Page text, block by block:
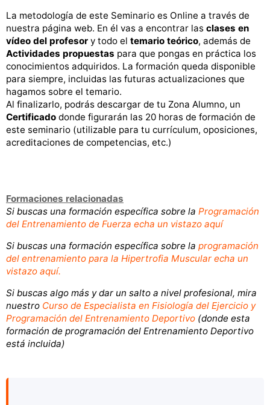
La metodología de este Seminario es Online a través de
nuestra página web. En él vas a encontrar las clases en
vídeo del profesor y todo el temario teórico, además de
Actividades propuestas para que pongas en práctica los
conocimientos adquiridos. La formación queda disponible
para siempre, incluidas las futuras actualizaciones que
hagamos sobre el temario.
Al finalizarlo, podrás descargar de tu Zona Alumno, un
Certificado donde figurarán las 20 horas de formación de
este seminario (utilizable para tu currículum, oposiciones,
acreditaciones de competencias, etc.)
Formaciones relacionadas
Si buscas una formación específica sobre la Programación
del Entrenamiento de Fuerza echa un vistazo aquí
Si buscas una formación específica sobre la programación
del entrenamiento para la Hipertrofia Muscular echa un
vistazo aquí.
Si buscas algo más y dar un salto a nivel profesional, mira
nuestro Curso de Especialista en Fisiología del Ejercicio y
Programación del Entrenamiento Deportivo (donde esta
formación de programación del Entrenamiento Deportivo
está incluida)